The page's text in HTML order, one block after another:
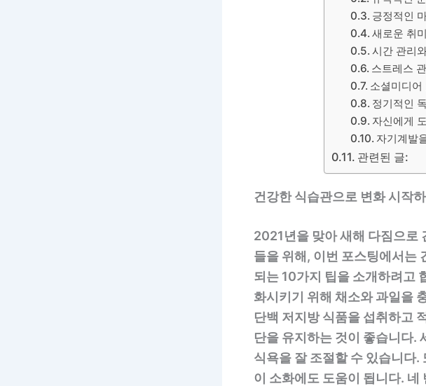
긍정적인
새로운 취
시간 관리
스트레스
소셜미디어
정기적인
자신에게
자기계발
관련된 글:
건강한 식습관으로 변화 시작
2021년을 맞아 새해 다짐으로
들을 위해, 이번 포스팅에서는
되는 10가지 팁을 소개하려고
화시키기 위해 채소와 과일을
단백 저지방 식품을 섭취하고
단을 유지하는 것이 좋습니다.
식욕을 잘 조절할 수 있습니다.
이 소화에도 도움이 됩니다. 네